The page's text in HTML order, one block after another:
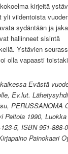
kirjeitä
yli viidentoista
sydäntään ja
hallinneet sisintä
Ystävien
olla vapaasti
Evästä
Ev.lut.
PERUSSANOMA
Peltola 1990, Luokka
5, ISBN 951-888-
Painokaari